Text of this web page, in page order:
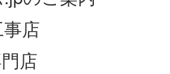
店
店